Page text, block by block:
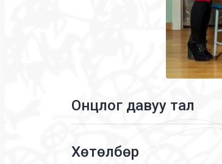
Онцлог давуу тал
Хөтөлбөр